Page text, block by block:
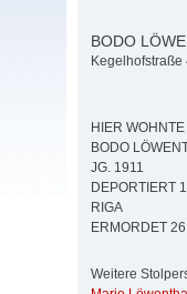
BODO
HIER WOHNTE
BODO
JG. 1911
DEPORTIERT
RIGA
ERMORDET
Weitere